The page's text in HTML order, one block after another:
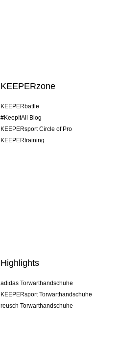
KEEPERzone
KEEPERbattle
#KeepItAll Blog
KEEPERsport Circle of Pro
KEEPERtraining
Highlights
adidas Torwarthandschuhe
KEEPERsport Torwarthandschuhe
reusch Torwarthandschuhe